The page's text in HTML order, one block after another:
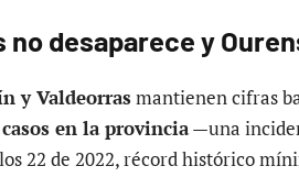
desaparece y
y Valdeorrasmantienen cifras
en la provincia—una
22 de 2022, récord histórico